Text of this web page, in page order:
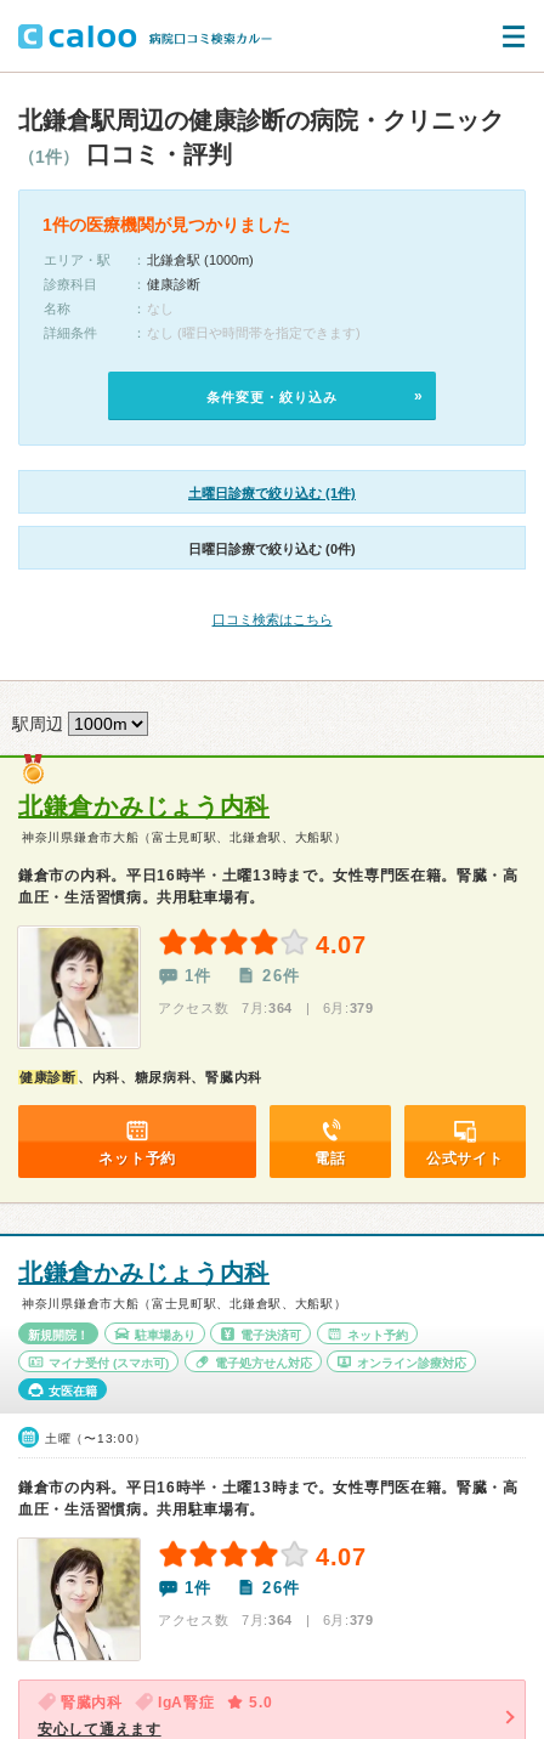
北鎌倉駅周辺の健康診断の病院・クリニック
（1件） 口コミ・評判
1件の医療機関が見つかりました
エリア・駅
北鎌倉駅 (1000m)
診療科目
健康診断
名称
なし
詳細条件
なし (曜日や時間帯を指定できます)
条件変更・絞り込み
土曜日診療で絞り込む (1件)
日曜日診療で絞り込む (0件)
口コミ検索はこちら
駅周辺
北鎌倉かみじょう内科
神奈川県鎌倉市大船（富士見町駅、北鎌倉駅、大船駅）
鎌倉市の内科。平日16時半・土曜13時まで。女性専門医在籍。腎臓・高
血圧・生活習慣病。共用駐車場有。
4.07
1件 26件
アクセス数 7月:364 | 6月:379
健康診断 、内科、糖尿病科、腎臓内科
ネット予約 電話 公式サイト
北鎌倉かみじょう内科
神奈川県鎌倉市大船（富士見町駅、北鎌倉駅、大船駅）
新規開院！ 駐車場あり 電子決済可 ネット予約
マイナ受付 (スマホ可) 電子処方せん対応 オンライン診療対応
女医在籍
土曜（〜13:00）
鎌倉市の内科。平日16時半・土曜13時まで。女性専門医在籍。腎臓・高
血圧・生活習慣病。共用駐車場有。
4.07
1件 26件
アクセス数 7月:364 | 6月:379
腎臓内科 IgA腎症
5.0
安心して通えます